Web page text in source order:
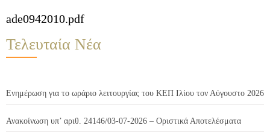
ade0942010.pdf
Τελευταία Νέα
Ενημέρωση για το ωράριο λειτουργίας του ΚΕΠ Ιλίου τον Αύγουστο 2026
Ανακοίνωση υπ’ αριθ. 24146/03-07-2026 – Οριστικά Αποτελέσματα